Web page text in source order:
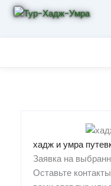
хадж и умра
Заявка на
Оставьте